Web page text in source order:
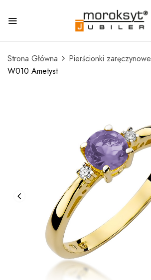
Strona Główna Pierścionki zaręczynowe
W010 Ametyst